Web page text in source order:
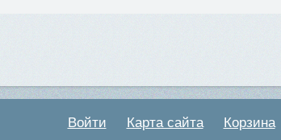
Войти Карта сайта
Корзина